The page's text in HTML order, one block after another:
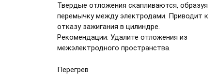
Твердые отложения скапливаются, образуя
перемычку между электродами. Приводит к
отказу зажигания в цилиндре.
Рекомендации: Удалите отложения из
межэлектродного пространства.
Перегрев